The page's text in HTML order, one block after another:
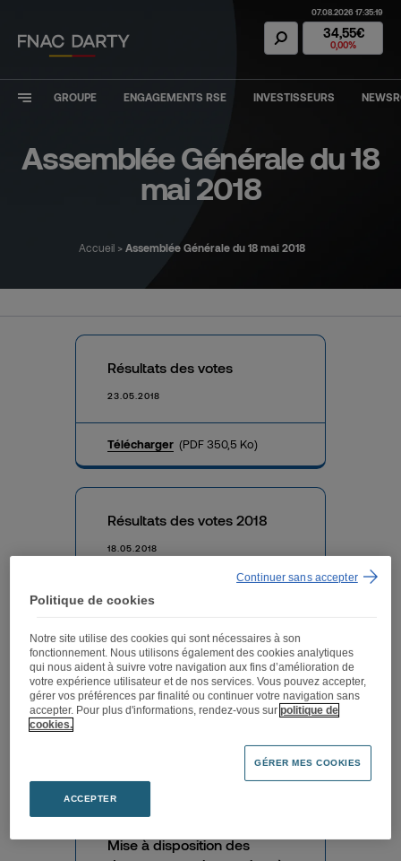
Action Fnac
07.08.2026 17:35:19
34,55€
0,00%
GROUPE ENGAGEMENTS RSE INVESTISSEURS
Assemblée Générale du 18
mai 2018
Accueil> Assemblée Générale du 18 mai 2018
Résultats des votes
23.05.2018
Télécharger (PDF 350,5 Ko)
Résultats des votes 2018
18.05.2018
Télécharger
Avis de convocation du 2
mai 2018
(PDF 243,3 Ko)
Mise à disposition des
Politique de cookies
Notre site utilise des cookies qui sont nécessaires à son
fonctionnement. Nous utilisons également des cookies analytiques
qui nous aident à suivre votre navigation aux fins d’amélioration de
votre expérience utilisateur et de nos services. Vous pouvez accepter,
gérer vos préférences par finalité ou continuer votre navigation sans
accepter. Pour plus d'informations, rendez-vous surpolitique de
cookies.
GÉRER MES COOKIES
ACCEPTER
Continuer sans accepter